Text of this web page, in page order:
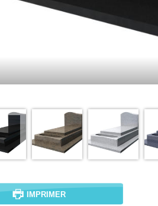
IMPRIMER